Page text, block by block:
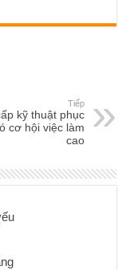
Tiếp
kỹ thuật phục
cơ hội việc làm
cao